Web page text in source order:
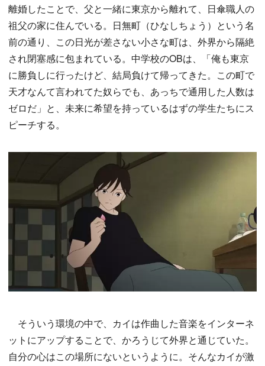
離婚したことで、父と一緒に東京から離れて、日傘職人の
祖父の家に住んでいる。日無町（ひなしちょう）という名
前の通り、この日光が差さない小さな町は、外界から隔絶
され閉塞感に包まれている。中学校のOBは、「俺も東京
に勝負しに行ったけど、結局負けて帰ってきた。この町で
天才なんて言われてた奴らでも、あっちで通用した人数は
ゼロだ」と、未来に希望を持っているはずの学生たちにス
ピーチする。
そういう環境の中で、カイは作曲した音楽をインターネ
ットにアップすることで、かろうじて外界と通じていた。
自分の心はこの場所にないというように。そんなカイが激